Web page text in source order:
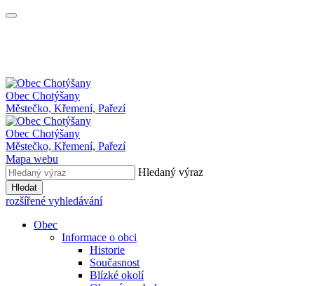
Obec Chotýšany
Městečko, Křemení, Pařezí
Obec Chotýšany
Městečko, Křemení, Pařezí
Mapa webu
Hledaný výraz
Hledat
rozšířené vyhledávání
Obec
Informace o obci
Historie
Současnost
Blízké okolí